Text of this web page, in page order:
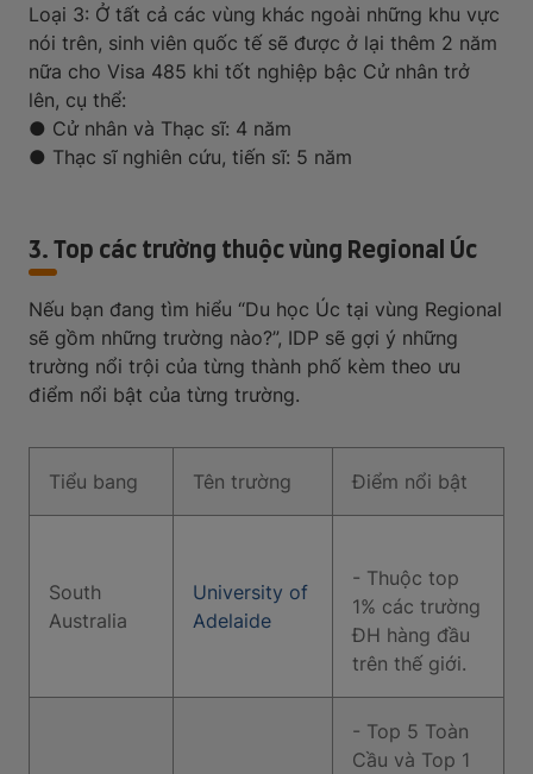
Loại 3: Ở tất cả các vùng khác ngoài những khu vực
nói trên, sinh viên quốc tế sẽ được ở lại thêm 2 năm
nữa cho Visa 485 khi tốt nghiệp bậc Cử nhân trở
lên, cụ thể:
● Cử nhân và Thạc sĩ: 4 năm
● Thạc sĩ nghiên cứu, tiến sĩ: 5 năm
3. Top các trường thuộc vùng Regional Úc
Nếu bạn đang tìm hiểu “Du học Úc tại vùng Regional
sẽ gồm những trường nào?”, IDP sẽ gợi ý những
trường nổi trội của từng thành phố kèm theo ưu
điểm nổi bật của từng trường.
Tiểu bang Tên trường Điểm nổi bật
South
Australia
University of
Adelaide
- Thuộc top
1% các trường
ĐH hàng đầu
trên thế giới.
- Top 5 Toàn
Cầu và Top 1